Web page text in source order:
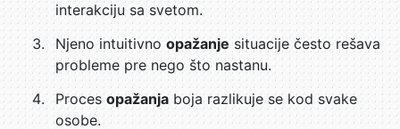
interakciju sa svetom.
Njeno intuitivno opažanje situacije često rešava
probleme pre nego što nastanu.
Procesopažanja boja razlikuje se kod svake
osobe.